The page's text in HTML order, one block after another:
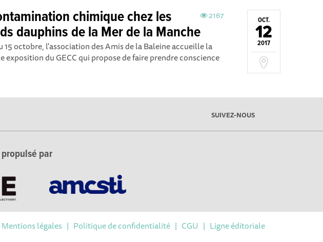
OCT.
12
2017
2167
chimique chez les
dauphins de la Mer de la Manche
15 octobre, l'association des Amis de la Baleine accueille la
exposition du GECC qui propose de faire prendre conscience
SUIVEZ-NOUS
par
Mentions légales| Politique de confidentialité| CGU | Ligne éditoriale